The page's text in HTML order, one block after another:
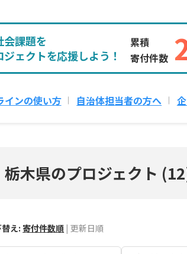
会課題を
ェクトを応援しよう！
累積
寄付件数
インの使い方 自治体担当者の方へ
栃木県のプロジェクト (12
え: 寄付件数順 | 更新日順